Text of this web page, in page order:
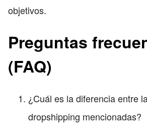
objetivos.
Preguntas
(FAQ)
¿Cuál es la diferencia entre
dropshipping mencionadas?